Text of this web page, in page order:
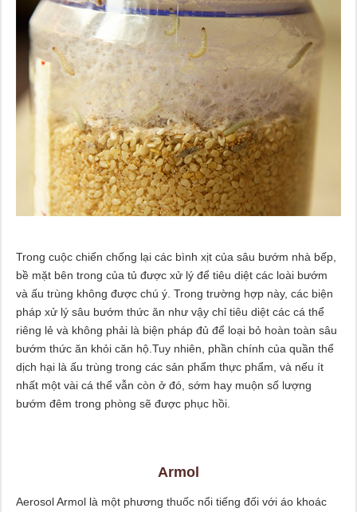
Trong cuộc chiến chống lại các bình xịt của sâu bướm nhà bếp,
bề mặt bên trong của tủ được xử lý để tiêu diệt các loài bướm
và ấu trùng không được chú ý. Trong trường hợp này, các biện
pháp xử lý sâu bướm thức ăn như vậy chỉ tiêu diệt các cá thể
riêng lẻ và không phải là biện pháp đủ để loại bỏ hoàn toàn sâu
bướm thức ăn khỏi căn hộ.Tuy nhiên, phần chính của quần thể
dịch hại là ấu trùng trong các sản phẩm thực phẩm, và nếu ít
nhất một vài cá thể vẫn còn ở đó, sớm hay muộn số lượng
bướm đêm trong phòng sẽ được phục hồi.
Armol
Aerosol Armol là một phương thuốc nổi tiếng đối với áo khoác